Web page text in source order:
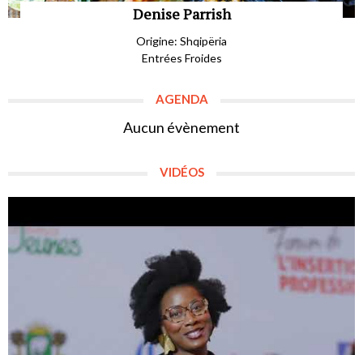
Denise Parrish
Origine: Shqipëria
Entrées Froides
AGENDA
Aucun évènement
VIDÉOS